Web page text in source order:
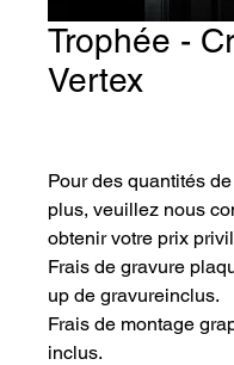
Trophée -
Vertex
Pour des quantités
plus, veuillez nous
obtenir votre prix
Frais de gravure
up de gravureinclus.
Frais de montage
inclus.